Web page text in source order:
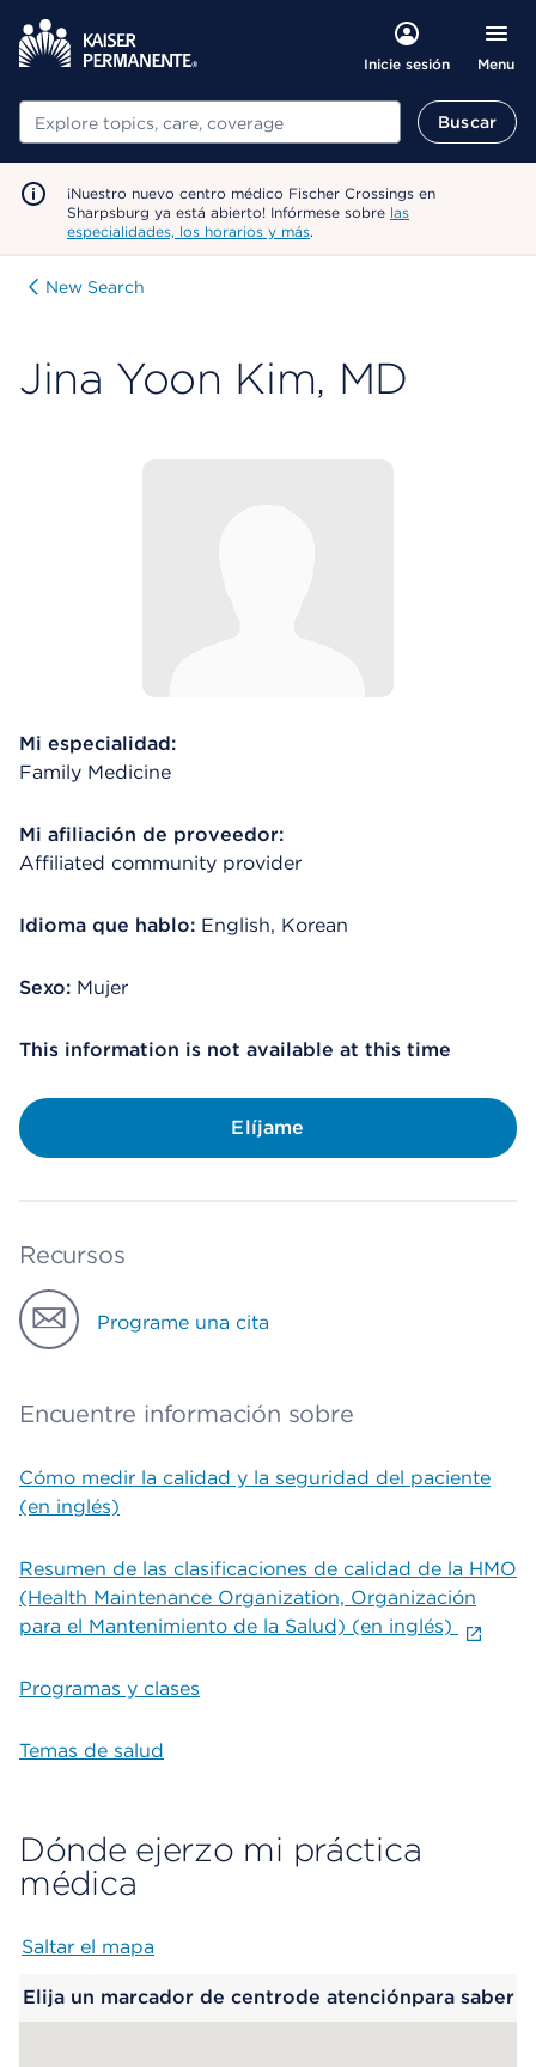
Inicie sesión Menu
Buscar Buscar
¡Nuestro nuevo centro médico Fischer Crossings en
Sharpsburg ya está abierto! Infórmese sobre las
especialidades, los horarios y más.
New Search
Jina Yoon Kim, MD
Mi especialidad:
Family Medicine
Mi afiliación de proveedor:
Affiliated community provider
Idioma que hablo: English, Korean
Sexo: Mujer
This information is not available at this time
Elíjame
Recursos
Programe una cita
Encuentre información sobre
Cómo medir la calidad y la seguridad del paciente
(en inglés)
Resumen de las clasificaciones de calidad de la HMO
(Health Maintenance Organization, Organización
para el Mantenimiento de la Salud) (en inglés)
Programas y clases
Temas de salud
Dónde ejerzo mi práctica
médica
Saltar el mapa
Elija un marcador de centrode atenciónpara saber